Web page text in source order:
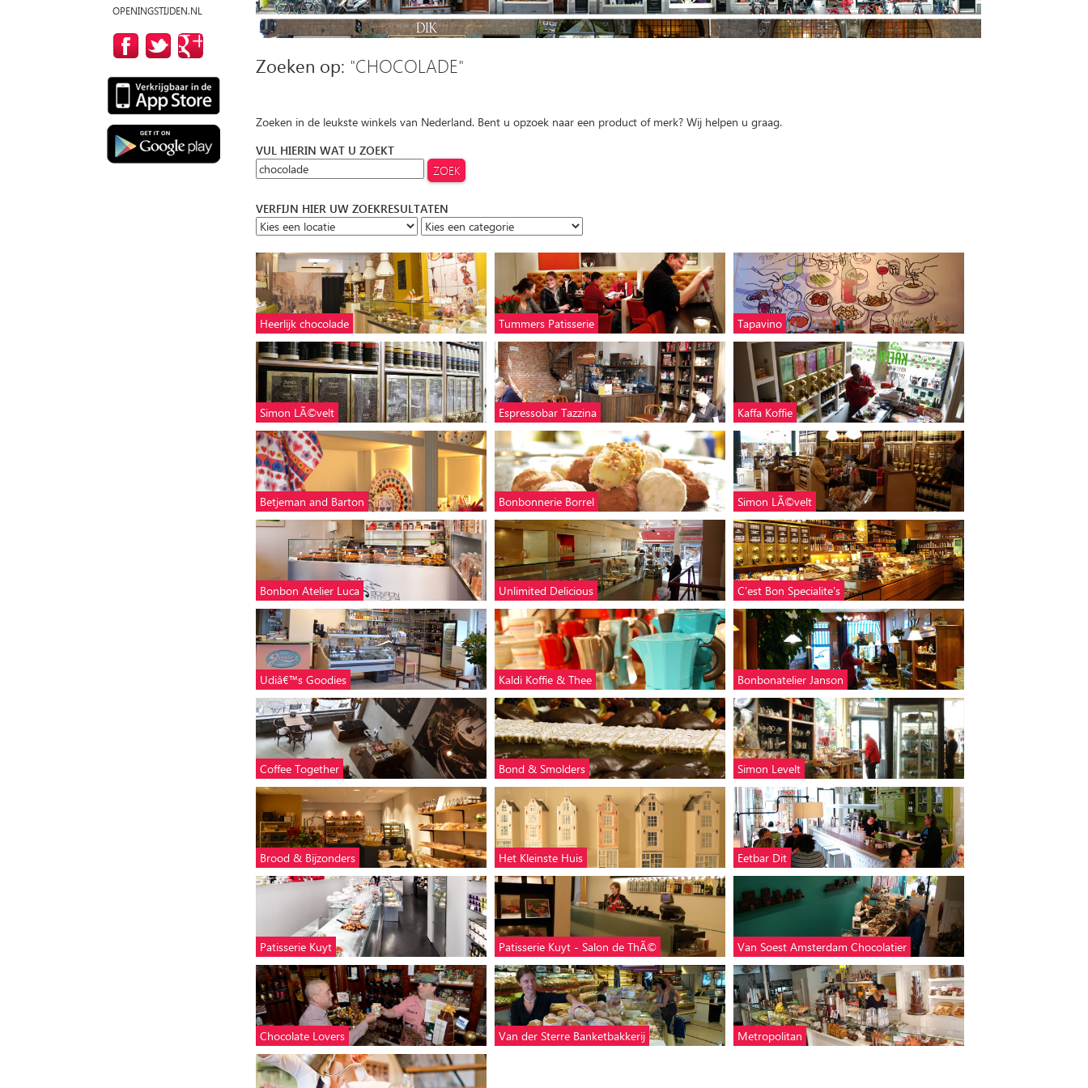
OPENINGSTIJDEN.NL
Zoeken op: "CHOCOLADE"
Zoeken in de leukste winkels van Nederland. Bent u opzoek naar een product of merk? Wij helpen u graag.
VUL HIERIN WAT U ZOEKT
VERFIJN HIER UW ZOEKRESULTATEN
Heerlijk chocolade Tummers Patisserie Tapavino
Simon LÃ©velt Espressobar Tazzina Kaffa Koffie
Betjeman and Barton Bonbonnerie Borrel Simon LÃ©velt
Bonbon Atelier Luca Unlimited Delicious C'est Bon Specialite's
Udiâ€™s Goodies Kaldi Koffie & Thee Bonbonatelier Janson
Coffee Together Bond & Smolders Simon Levelt
Brood & Bijzonders Het Kleinste Huis Eetbar Dit
Patisserie Kuyt Patisserie Kuyt - Salon de ThÃ© Van Soest Amsterdam Chocolatier
Chocolate Lovers Van der Sterre Banketbakkerij Metropolitan